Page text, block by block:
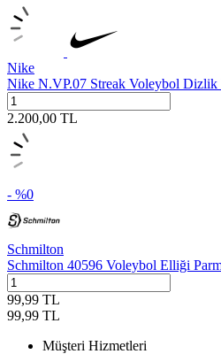
Nike
Nike N.VP.07 Streak Voleybol Dizlik
2.200,00 TL
- %0
Schmilton
Schmilton 40596 Voleybol Elliği
99,99 TL
99,99 TL
Müşteri Hizmetleri